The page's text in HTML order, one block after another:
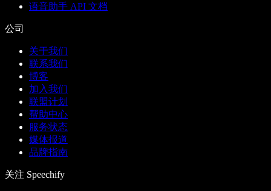
语音助手 API 文档
公司
关于我们
联系我们
博客
加入我们
联盟计划
帮助中心
服务状态
媒体报道
品牌指南
关注 Speechify